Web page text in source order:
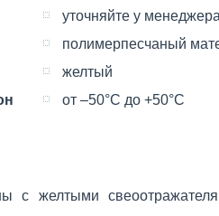
уточняйте у менеджера
полимерпесчаный
желтый
от –50°С до +50°С
с желтыми